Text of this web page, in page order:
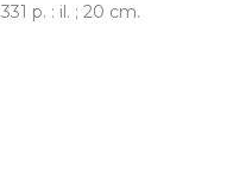
331 p. : il. ; 20 cm.